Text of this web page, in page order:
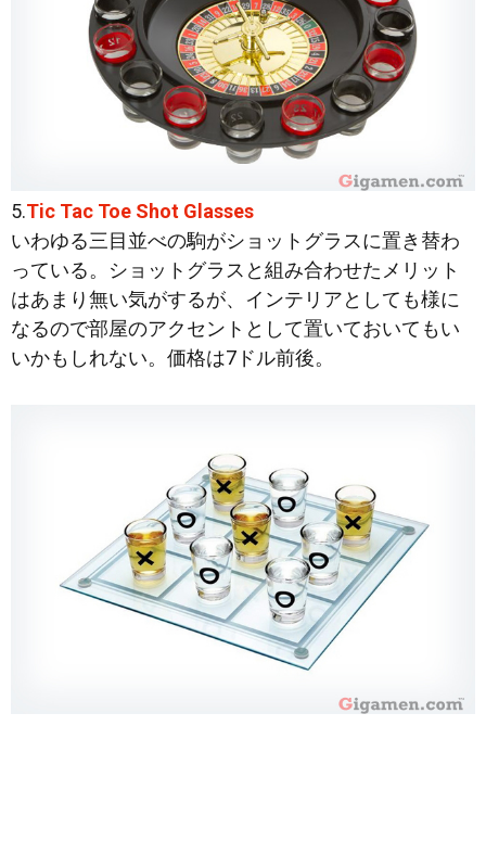
5.Tic Tac Toe Shot Glasses
いわゆる三目並べの駒がショットグラスに置き替わ
っている。ショットグラスと組み合わせたメリット
はあまり無い気がするが、インテリアとしても様に
なるので部屋のアクセントとして置いておいてもい
いかもしれない。価格は7ドル前後。